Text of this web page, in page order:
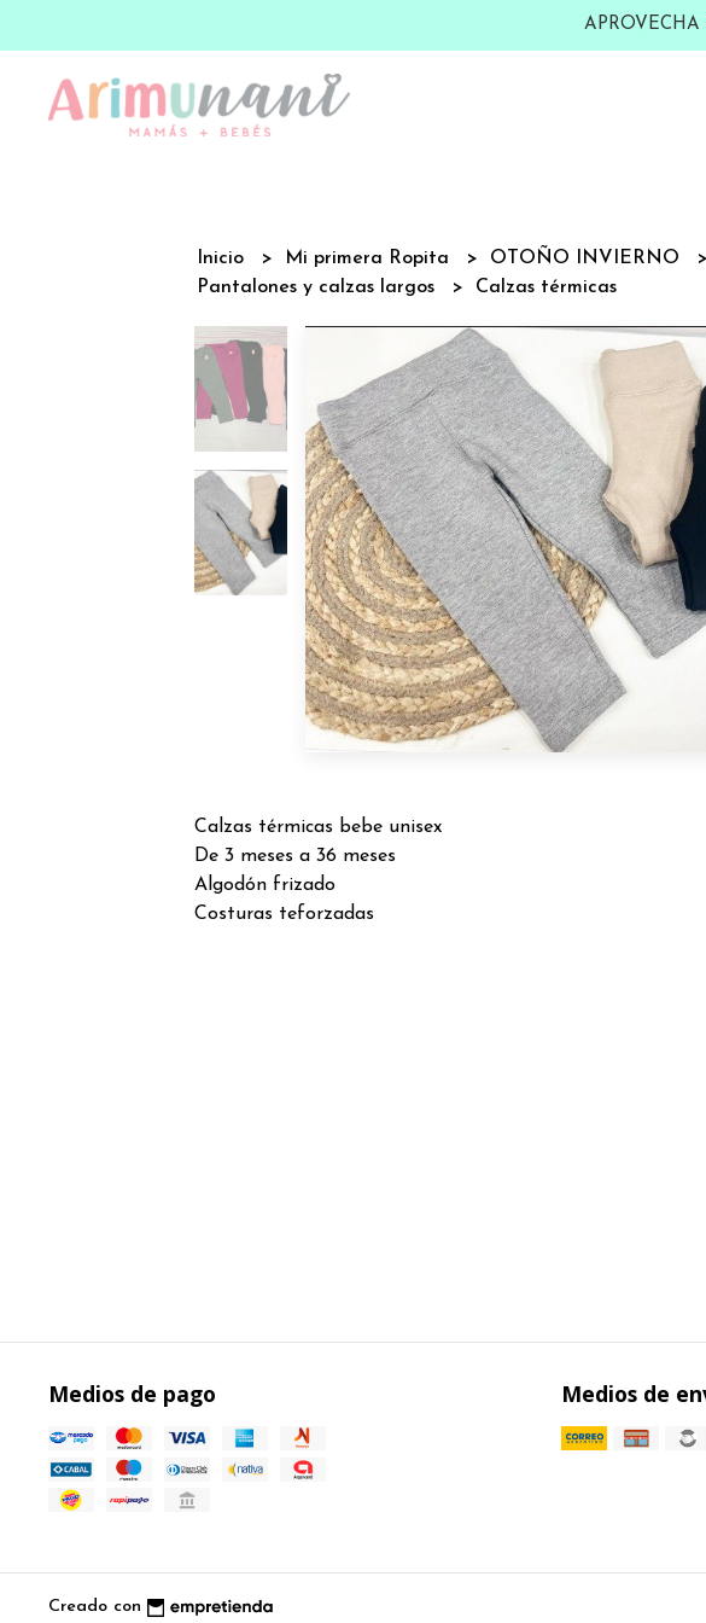
APROVECHA
Inicio Mi primera Ropita
OTOÑO INVIERNO
Pantalones y calzas largos
Calzas térmicas
Calzas térmicas bebe unisex
De 3 meses a 36 meses
Algodón frizado
Costuras teforzadas
Medios de pago Medios de
Creado con